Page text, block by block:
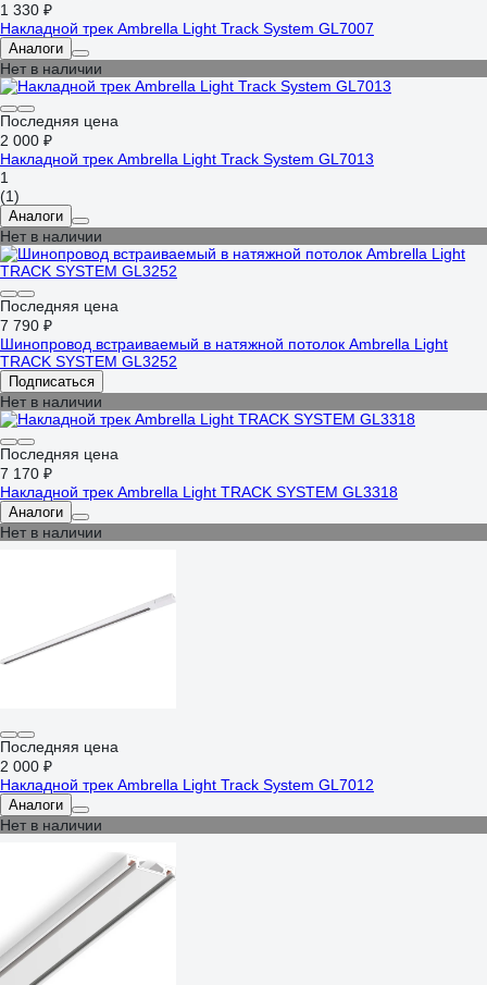
1 330 ₽
Накладной трек Ambrella Light Track System GL7007
Аналоги
Нет в наличии
Последняя цена
2 000 ₽
Накладной трек Ambrella Light Track System GL7013
1
(1)
Аналоги
Нет в наличии
Последняя цена
7 790 ₽
Шинопровод встраиваемый в натяжной потолок Ambrella Light
TRACK SYSTEM GL3252
Подписаться
Нет в наличии
Последняя цена
7 170 ₽
Накладной трек Ambrella Light TRACK SYSTEM GL3318
Аналоги
Нет в наличии
Последняя цена
2 000 ₽
Накладной трек Ambrella Light Track System GL7012
Аналоги
Нет в наличии